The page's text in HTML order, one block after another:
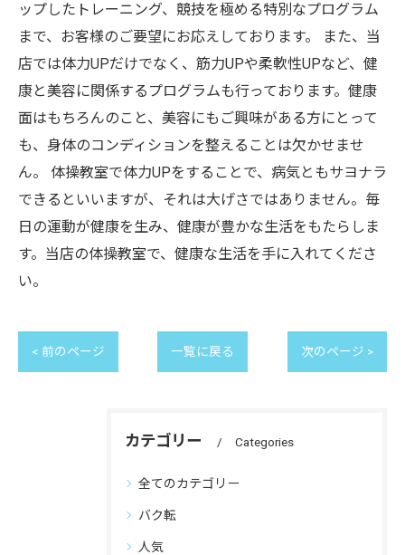
ップしたトレーニング、競技を極める特別なプログラム
まで、お客様のご要望にお応えしております。 また、当
店では体力UPだけでなく、筋力UPや柔軟性UPなど、健
康と美容に関係するプログラムも行っております。健康
面はもちろんのこと、美容にもご興味がある方にとって
も、身体のコンディションを整えることは欠かせませ
ん。 体操教室で体力UPをすることで、病気ともサヨナラ
できるといいますが、それは大げさではありません。毎
日の運動が健康を生み、健康が豊かな生活をもたらしま
す。当店の体操教室で、健康な生活を手に入れてくださ
い。
< 前のページ 一覧に戻る 次のページ >
カテゴリー Categories
全てのカテゴリー
バク転
人気